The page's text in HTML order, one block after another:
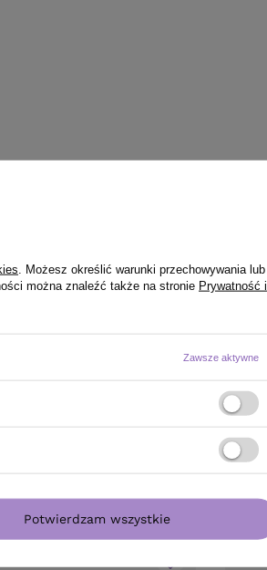
. Możesz określić warunki przechowywania lub
można znaleźć także na stronie Prywatność i
Zawsze aktywne
Potwierdzam wszystkie